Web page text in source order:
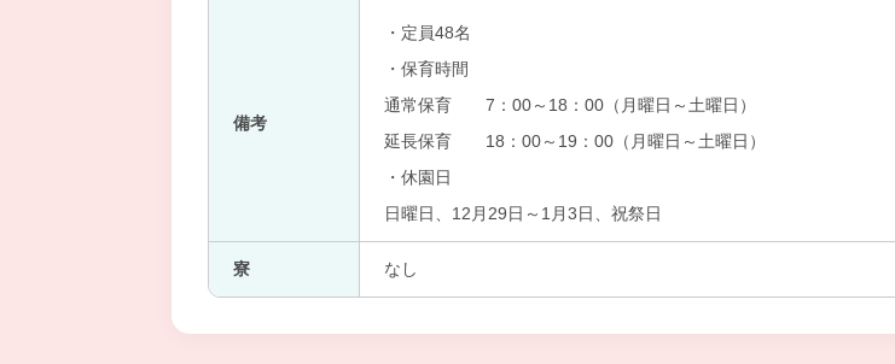
備考
・定員48名
・保育時間
通常保育 7：00～18：00（月曜日～土曜日）
延長保育 18：00～19：00（月曜日～土曜日）
・休園日
日曜日、12月29日～1月3日、祝祭日
寮 なし